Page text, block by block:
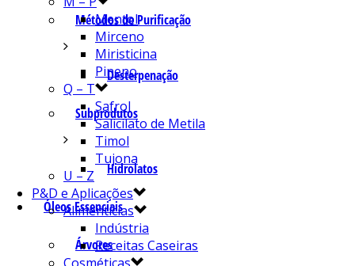
Métodos de Purificação
Desterpenação
Subprodutos
Hidrolatos
Óleos Essenciais
Árvores
Mentol
Mirceno
Miristicina
Pineno
Q – T
Safrol
Salicilato de Metila
Timol
Tujona
U – Z
P&D e Aplicações
Alimentícias
Indústria
Receitas Caseiras